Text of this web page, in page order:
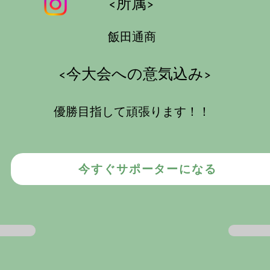
<所属>
飯田通商
​<今大会への意気込み>
優勝目指して頑張ります！！
今すぐサポーターになる